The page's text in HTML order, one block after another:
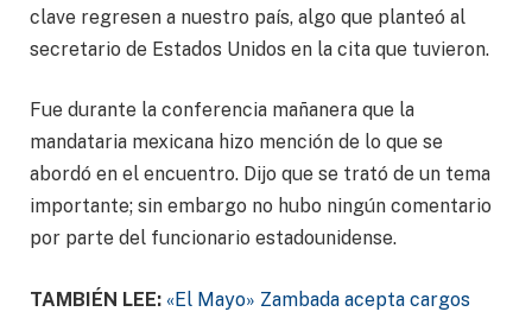
clave regresen a nuestro país, algo que planteó al
secretario de Estados Unidos en la cita que tuvieron.
Fue durante la conferencia mañanera que la
mandataria mexicana hizo mención de lo que se
abordó en el encuentro. Dijo que se trató de un tema
importante; sin embargo no hubo ningún comentario
por parte del funcionario estadounidense.
TAMBIÉN LEE: «El Mayo» Zambada acepta cargos